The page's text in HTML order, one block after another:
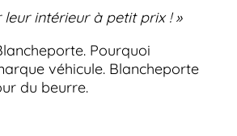
intérieur à petit prix ! »
Pourquoi
véhicule. Blancheporte
du beurre.